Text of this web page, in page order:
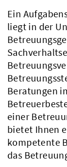
Ein
liegt in der
Beratungen
einer
bietet Ihnen
kompetente
das